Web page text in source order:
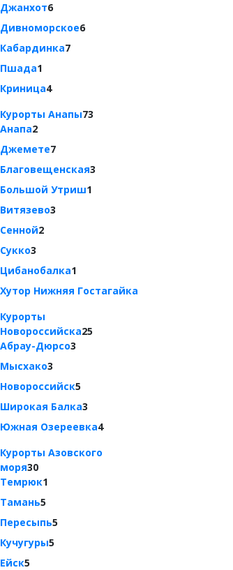
Джанхот6
Дивноморское6
Кабардинка7
Пшада1
Криница4
Курорты Анапы73
Анапа2
Джемете7
Благовещенская3
Большой Утриш1
Витязево3
Сенной2
Сукко3
Цибанобалка1
Хутор Нижняя Гостагайка
Курорты
Новороссийска25
Абрау-Дюрсо3
Мысхако3
Новороссийск5
Широкая Балка3
Южная Озереевка4
Курорты Азовского
моря30
Темрюк1
Тамань5
Пересыпь5
Кучугуры5
Ейск5